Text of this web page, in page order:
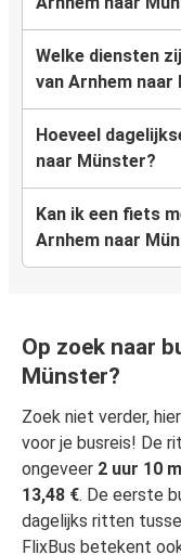
Welke diensten
van Arnhem naar
Hoeveel
naar Münster?
Kan ik een fiets
Arnhem naar
Op zoek naar
Münster?
Zoek niet verder,
voor je busreis! De
ongeveer 2 uur 10
13,48 €. De eerste
dagelijks ritten
FlixBus betekent